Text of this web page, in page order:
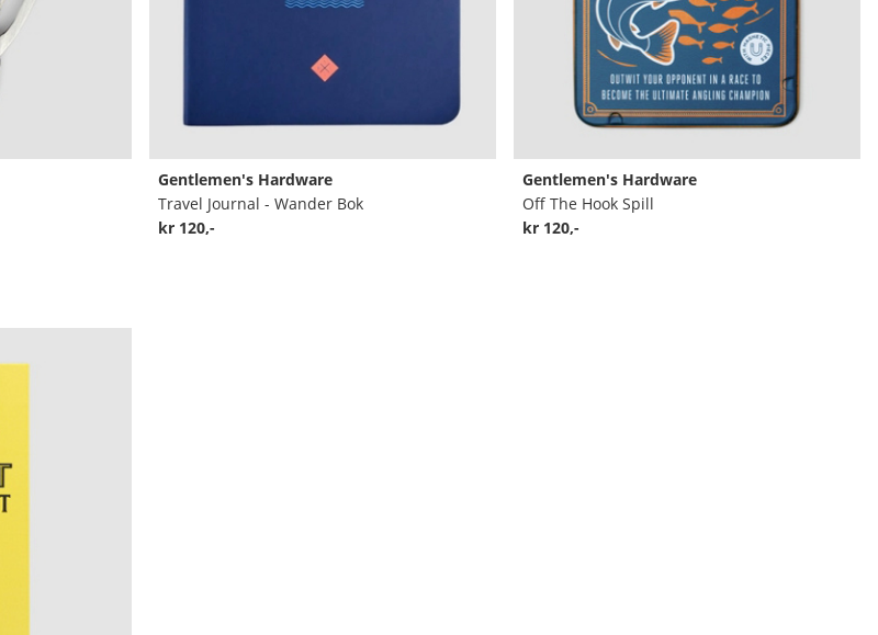
Gentlemen's Hardware
Travel Journal - Wander Bok
kr 120,-
Gentlemen's Hardware
Off The Hook Spill
kr 120,-